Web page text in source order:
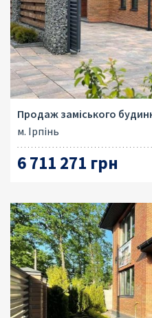
Продаж заміського
м. Ірпінь
6 711 271 грн